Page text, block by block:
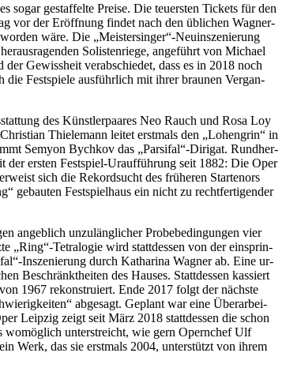
so­gar ge­staf­fel­te Prei­se. Die teu­ers­ten Ti­ckets für den
vor der Er­öff­nung fin­det nach den üb­li­chen Wag­ner­
wäre. Die „Meistersinger“-Neuinszenierung
So­lis­ten­rie­ge, an­ge­führt von Mi­cha­el
Ge­wiss­heit ver­ab­schie­det, dass es in 2018 noch
die Fest­spie­le aus­führ­lich mit ih­rer brau­nen Ver­gan­
des Künst­ler­paa­res Neo Rauch und Rosa Loy
Thie­le­mann lei­tet erst­mals den „Lo­hen­grin“ in
Se­my­on Bych­kov das „Parsifal“-Dirigat. Rund­her­
ers­ten Fest­spiel-Ur­auf­füh­rung seit 1882: Die Oper
sich die Re­kord­sucht des frü­he­ren Star­te­nors
ge­bau­ten Fest­spiel­haus ein nicht zu recht­fer­ti­gen­der
an­geb­lich un­zu­läng­li­cher Pro­be­be­din­gun­gen vier
„Ring“-Tetralogie wird statt­des­sen von der ein­sprin­
Inszenierung durch Ka­tha­ri­na Wag­ner ab. Eine ur­
Be­schränkt­hei­ten des Hau­ses. Statt­des­sen kas­siert
1967 re­kon­stru­iert. Ende 2017 folgt der nächs­te
ab­ge­sagt. Ge­plant war eine Über­ar­bei­
Leip­zig zeigt seit März 2018 statt­des­sen die schon
wo­mög­lich un­ter­streicht, wie gern Opern­chef Ulf
Werk, das sie erst­mals 2004, un­ter­stützt von ih­rem